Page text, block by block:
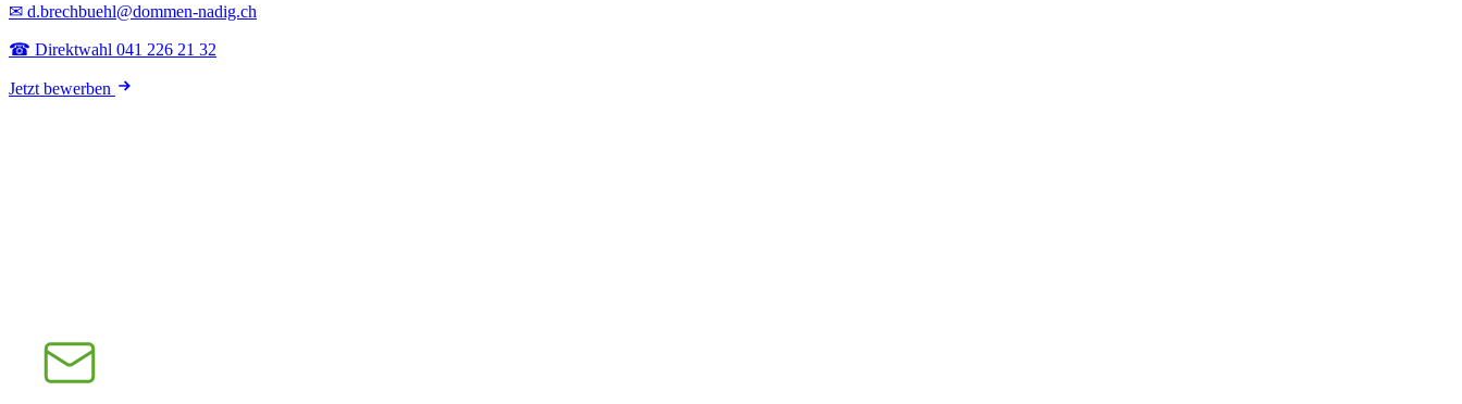
✉ d.brechbuehl@dommen-nadig.ch
☎ Direktwahl 041 226 21 32
Jetzt bewerben